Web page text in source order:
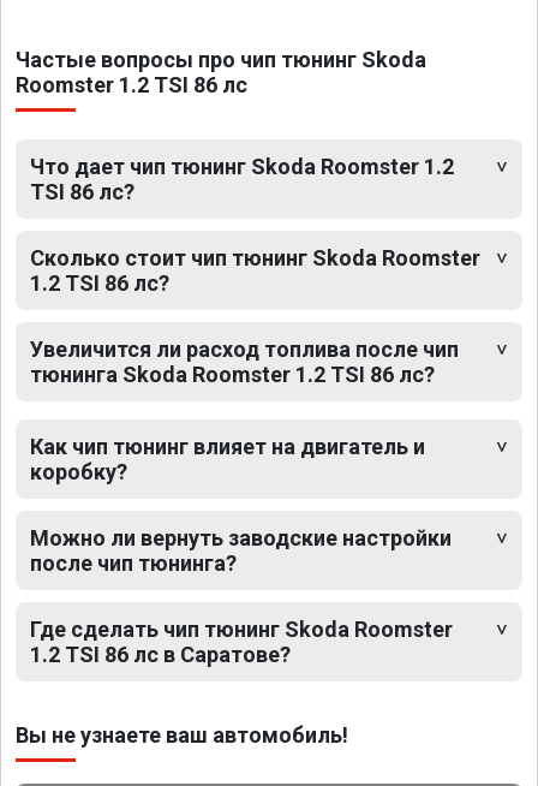
Частые вопросы про чип тюнинг Skoda
Roomster 1.2 TSI 86 лс
Что дает чип тюнинг Skoda Roomster 1.2
TSI 86 лс?
Сколько стоит чип тюнинг Skoda Roomster
1.2 TSI 86 лс?
Увеличится ли расход топлива после чип
тюнинга Skoda Roomster 1.2 TSI 86 лс?
Как чип тюнинг влияет на двигатель и
коробку?
Можно ли вернуть заводские настройки
после чип тюнинга?
Где сделать чип тюнинг Skoda Roomster
1.2 TSI 86 лс в Саратове?
Вы не узнаете ваш автомобиль!